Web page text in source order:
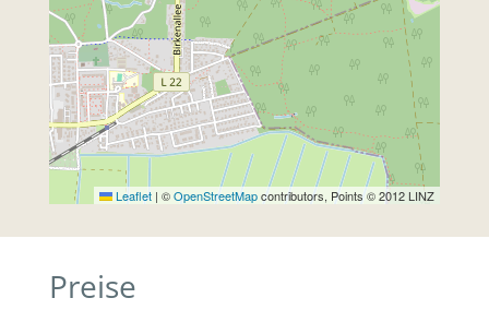
Leaflet | ©OpenStreetMapcontributors, Points © 2012 LINZ
Preise